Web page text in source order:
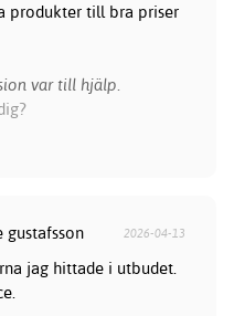
produkter till bra priser
var till hjälp.
2026-04-13
jag hittade i utbudet.